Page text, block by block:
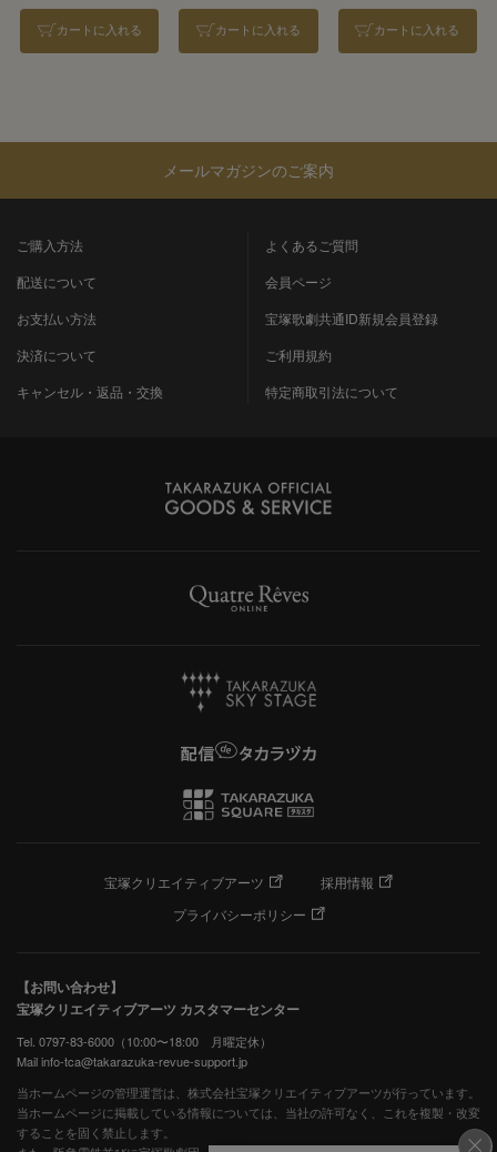
カートに入れる カートに入れる カートに入れる
メールマガジンのご案内
ご購入方法
配送について
お支払い方法
決済について
キャンセル・返品・交換
よくあるご質問
会員ページ
宝塚歌劇共通ID新規会員登録
ご利用規約
特定商取引法について
宝塚クリエイティブアーツ
採用情報
プライバシーポリシー
【お問い合わせ】
宝塚クリエイティブアーツ カスタマーセンター
Tel. 0797-83-6000（10:00〜18:00 月曜定休）
Mail info-tca@takarazuka-revue-support.jp
当ホームページの管理運営は、株式会社宝塚クリエイティブアーツが行っています。
当ホームページに掲載している情報については、当社の許可なく、これを複製・改変
することを固く禁止します。